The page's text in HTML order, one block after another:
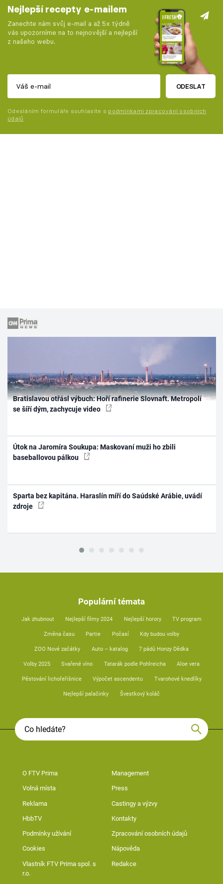
Nejlepší recepty e-mailem
Zanechte nám svůj e-mail a až 5x týdně
vás upozorníme na to nejnovější a nejlepší
z našeho webu.
ODESLAT
Odesláním formuláře souhlasíte s podmínkami zpracování osobních
údajů
Bratislavou otřásl výbuch: Hoří rafinerie Slovnaft. Metropolí
se šíří dým, zachycuje video
Útok na Jaromíra Soukupa: Maskovaní muži ho zbili
baseballovou pálkou
Sparta bez kapitána. Haraslín míří do Saúdské Arábie, uvádí
zdroje
Populární témata
Jak zhubnout Nejlepší filmy 2024 Nejlepší horory TV program
Změna času Partie Počasí Kdy budou volby
ZOO Nové začátky Auto – katalog 7 pádů Honzy Dědka
Volby 2025 Svařené víno Tatarák podle Pohlreicha Aloe vera
Pěstování lichořeřišnice Výpočet ascendentu Tvarohové knedlíky
Nejlepší palačinky Švestkový koláč
O FTV Prima Management
Volná místa Press
Reklama Castingy a výzvy
HbbTV Kontakty
Podmínky užívání Zpracování osobních údajů
Cookies Nápověda
Vlastník FTV Prima spol. s
r.o.
Redakce